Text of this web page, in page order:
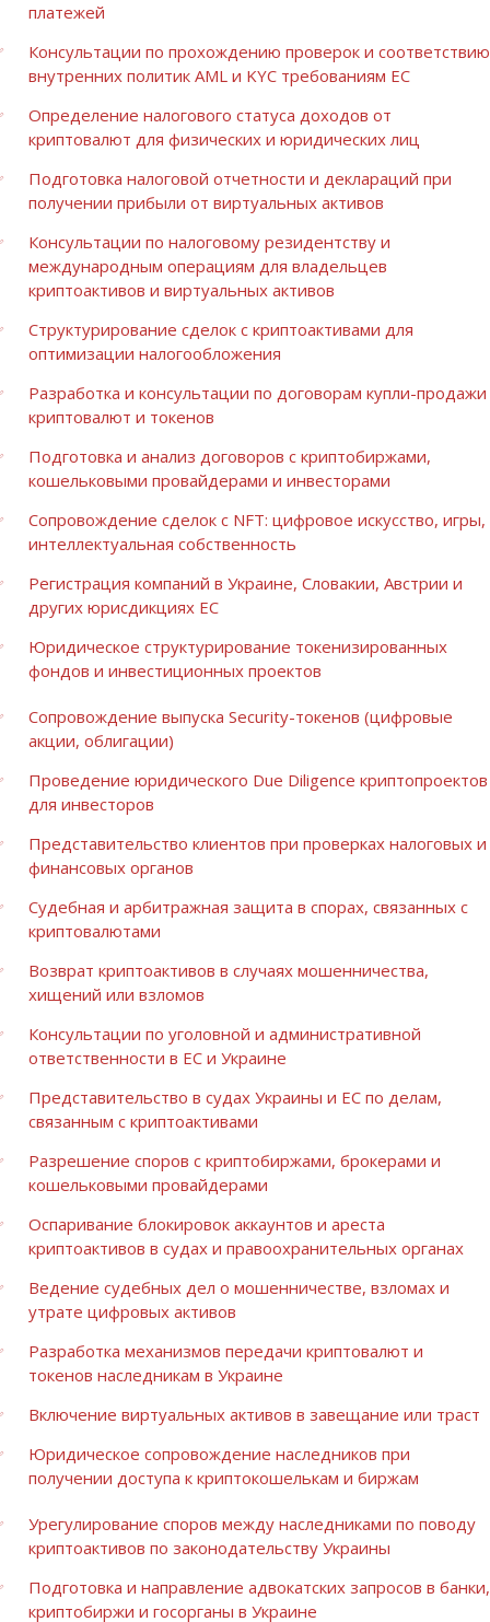
платежей
Консультации по прохождению проверок и соответствию
внутренних политик AML и KYC требованиям ЕС
Определение налогового статуса доходов от
криптовалют для физических и юридических лиц
Подготовка налоговой отчетности и деклараций при
получении прибыли от виртуальных активов
Консультации по налоговому резидентству и
международным операциям для владельцев
криптоактивов и виртуальных активов
Структурирование сделок с криптоактивами для
оптимизации налогообложения
Разработка и консультации по договорам купли-продажи
криптовалют и токенов
Подготовка и анализ договоров с криптобиржами,
кошельковыми провайдерами и инвесторами
Сопровождение сделок с NFT: цифровое искусство, игры,
интеллектуальная собственность
Регистрация компаний в Украине, Словакии, Австрии и
других юрисдикциях ЕС
Юридическое структурирование токенизированных
фондов и инвестиционных проектов
Сопровождение выпуска Security-токенов (цифровые
акции, облигации)
Проведение юридического Due Diligence криптопроектов
для инвесторов
Представительство клиентов при проверках налоговых и
финансовых органов
Судебная и арбитражная защита в спорах, связанных с
криптовалютами
Возврат криптоактивов в случаях мошенничества,
хищений или взломов
Консультации по уголовной и административной
ответственности в ЕС и Украине
Представительство в судах Украины и ЕС по делам,
связанным с криптоактивами
Разрешение споров с криптобиржами, брокерами и
кошельковыми провайдерами
Оспаривание блокировок аккаунтов и ареста
криптоактивов в судах и правоохранительных органах
Ведение судебных дел о мошенничестве, взломах и
утрате цифровых активов
Разработка механизмов передачи криптовалют и
токенов наследникам в Украине
Включение виртуальных активов в завещание или траст
Юридическое сопровождение наследников при
получении доступа к криптокошелькам и биржам
Урегулирование споров между наследниками по поводу
криптоактивов по законодательству Украины
Подготовка и направление адвокатских запросов в банки,
криптобиржи и госорганы в Украине